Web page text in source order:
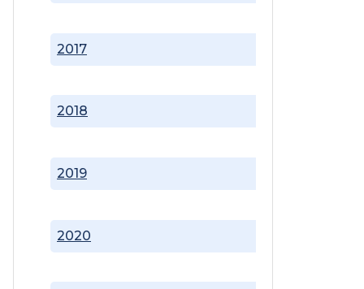
2017
2018
2019
2020